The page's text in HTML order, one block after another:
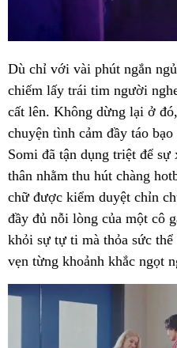
Dù chỉ với vài phút ngắn
chiếm lấy trái tim người
cất lên. Không dừng lại ở
chuyện tình cảm đầy táo
Somi đã tận dụng triệt để
thân nhằm thu hút chàng
chữ được kiểm duyệt chỉn
đầy đủ nỗi lòng của một cô
khỏi sự tự ti mà thỏa sức
vẹn từng khoảnh khắc ngọt